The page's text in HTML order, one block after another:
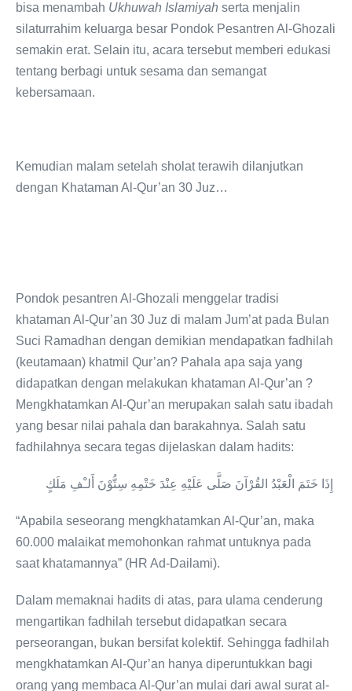
bisa menambah Ukhuwah Islamiyah serta menjalin
silaturrahim keluarga besar Pondok Pesantren Al-Ghozali
semakin erat. Selain itu, acara tersebut memberi edukasi
tentang berbagi untuk sesama dan semangat
kebersamaan.
Kemudian malam setelah sholat terawih dilanjutkan
dengan Khataman Al-Qur’an 30 Juz…
Pondok pesantren Al-Ghozali menggelar tradisi
khataman Al-Qur’an 30 Juz di malam Jum’at pada Bulan
Suci Ramadhan dengan demikian mendapatkan fadhilah
(keutamaan) khatmil Qur’an? Pahala apa saja yang
didapatkan dengan melakukan khataman Al-Qur’an ?
Mengkhatamkan Al-Qur’an merupakan salah satu ibadah
yang besar nilai pahala dan barakahnya. Salah satu
fadhilahnya secara tegas dijelaskan dalam hadits:
“Apabila seseorang mengkhatamkan Al-Qur’an, maka
60.000 malaikat memohonkan rahmat untuknya pada
saat khatamannya” (HR Ad-Dailami).
Dalam memaknai hadits di atas, para ulama cenderung
mengartikan fadhilah tersebut didapatkan secara
perseorangan, bukan bersifat kolektif. Sehingga fadhilah
mengkhatamkan Al-Qur’an hanya diperuntukkan bagi
orang yang membaca Al-Qur’an mulai dari awal surat al-